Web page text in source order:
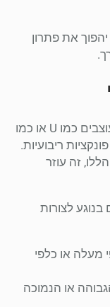
את פתרון
גרפים ריבועיים, אשר לעיתים קרובות מעוצבים כמו U או כמו
ריבועיות.
הללו, זה עוזר
לצורות
מעלה או כלפי
או הנמוכה